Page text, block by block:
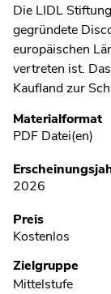
Die LIDL
gegründete
europäischen
vertreten ist.
Kaufland zur
Metadaten
Materialformat
PDF Datei(en)
2026
Preis
Kostenlos
Zielgruppe
Mittelstufe